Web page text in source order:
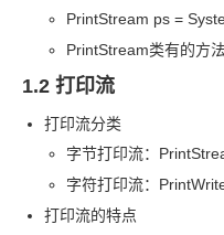
PrintStream ps =
PrintStream类有的方
1.2 打印流
打印流分类
字节打印流：
字符打印流：
打印流的特点